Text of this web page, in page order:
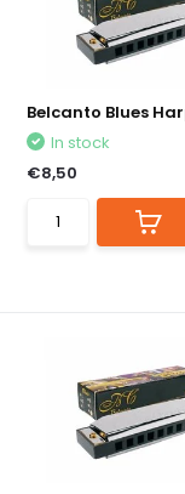
Belcanto Blues
In stock
€8,50